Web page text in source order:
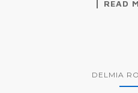
READ
DELMIA